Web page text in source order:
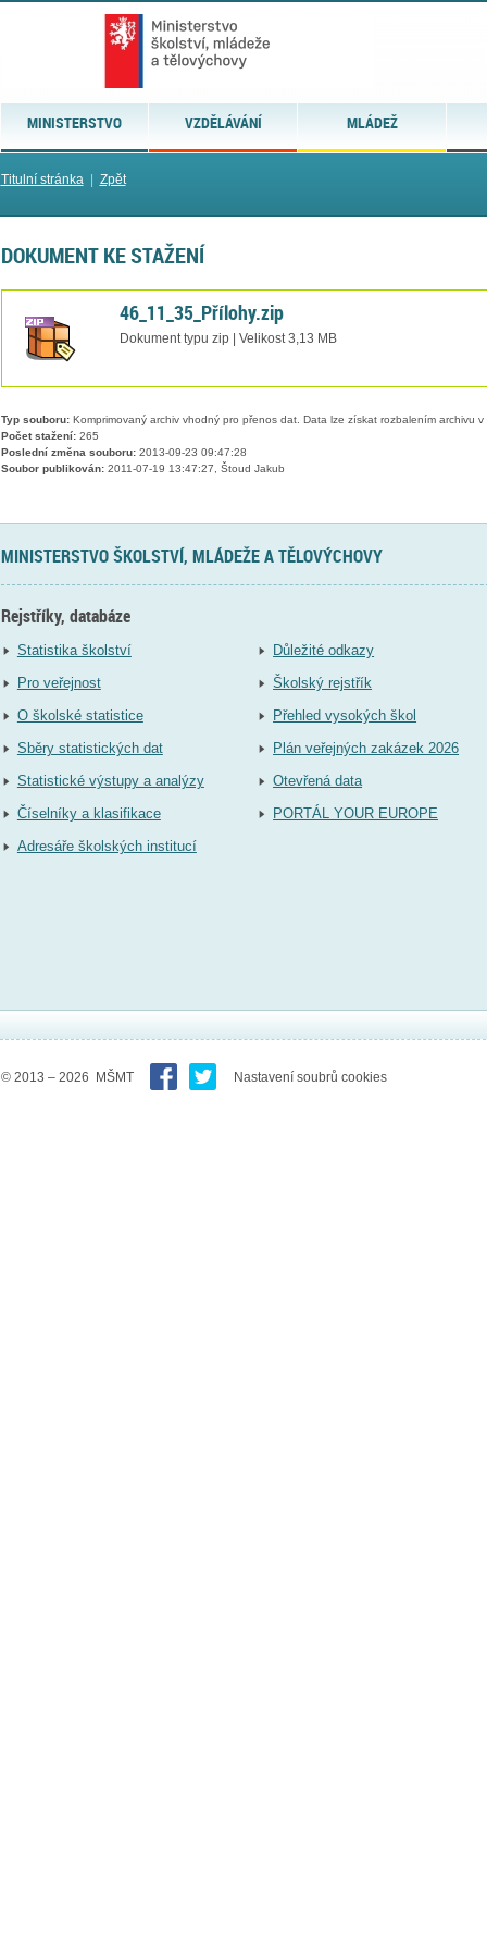
MINISTERSTVO VZDĚLÁVÁNÍ MLÁDEŽ
Titulní stránka| Zpět
DOKUMENT KE STAŽENÍ
46_11_35_Přílohy.zip
Dokument typu zip | Velikost 3,13 MB
Typ souboru:Komprimovaný archiv vhodný pro přenos dat. Data lze získat rozbalením archivu
Počet stažení:265
Poslední změna souboru:2013-09-23 09:47:28
Soubor publikován:2011-07-19 13:47:27, Štoud Jakub
MINISTERSTVO ŠKOLSTVÍ, MLÁDEŽE A TĚLOVÝCHOVY
Rejstříky, databáze
Statistika školství
Pro veřejnost
O školské statistice
Sběry statistických dat
Statistické výstupy a analýzy
Číselníky a klasifikace
Adresáře školských institucí
Důležité odkazy
Školský rejstřík
Přehled vysokých škol
Plán veřejných zakázek 2026
Otevřená data
PORTÁL YOUR EUROPE
© 2013 – 2026 MŠMT Nastavení soubrů cookies